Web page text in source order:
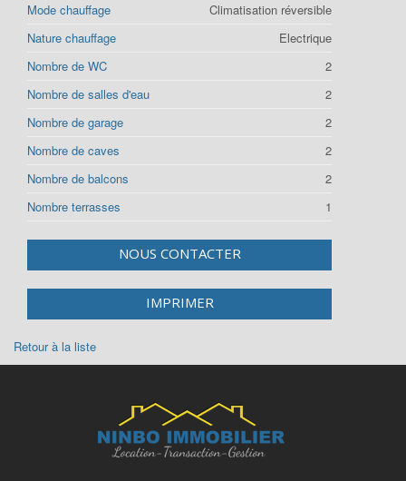
Mode chauffage
Climatisation réversible
Nature chauffage
Electrique
Nombre de WC
2
Nombre de salles d'eau
2
Nombre de garage
2
Nombre de caves
2
Nombre de balcons
2
Nombre terrasses
1
NOUS CONTACTER
IMPRIMER
Retour à la liste